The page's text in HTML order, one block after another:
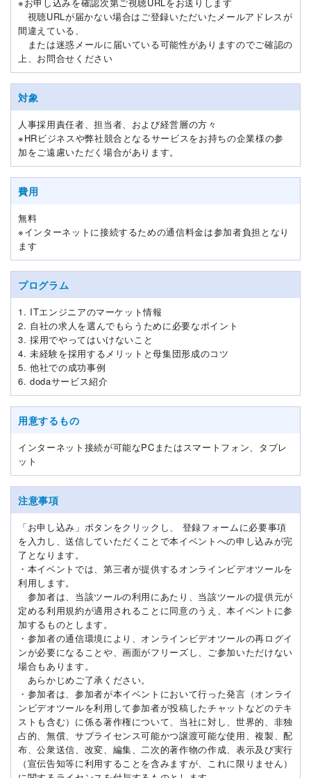
視聴URLが届かない場合はご登録いただいたメールアドレスが
間違えている、
または迷惑メールに届いている可能性がありますのでご確認の
上、お問合せください
対象
人事採用責任者、担当者、および経営層の方々
※HRビジネスや弊社競合となるサービスをお持ちの企業様の参
加をご遠慮いただく場合があります。
費用
無料
※インターネットに接続するための通信料金は参加者負担となり
ます
プログラム
1. ITエンジニアのマーケット情報
2. 自社の求人を選んでもらうために必要なポイント
3. 採用でやってはいけないこと
4. 未経験を採用するメリットと母集団形成のコツ
5. 他社での成功事例
6. dodaサービス紹介
用意するもの
インターネット接続が可能なPCまたはスマートフォン、タブレ
ット
注意事項
「お申し込み」ボタンをクリックし、 登録フォームに必要事項
を入力し、送信していただくことで本イベントへの申し込みが完
了となります。
・本イベントでは、第三者が提供するオンラインビデオツールを
利用します。
参加者は、当該ツールの利用にあたり、当該ツールの提供元が
定める利用規約が適用されることに同意のうえ、本イベントに参
加するものとします。
・参加者の通信環境により、オンラインビデオツールの再ログイ
ンが必要になることや、画面がフリーズし、ご参加いただけない
場合もあります。
あらかじめご了承ください。
・参加者は、参加者が本イベントにおいて行った発言（オンライ
ンビデオツールを利用して参加者が投稿したチャットなどのテキ
ストも含む）に係る著作権について、当社に対し、世界的、非独
占的、無償、サブライセンス可能かつ譲渡可能な使用、複製、配
布、公衆送信、改変、編集、二次的著作物の作成、表示及び実行
（宣伝告知等に利用することを含みますが、これに限りません）